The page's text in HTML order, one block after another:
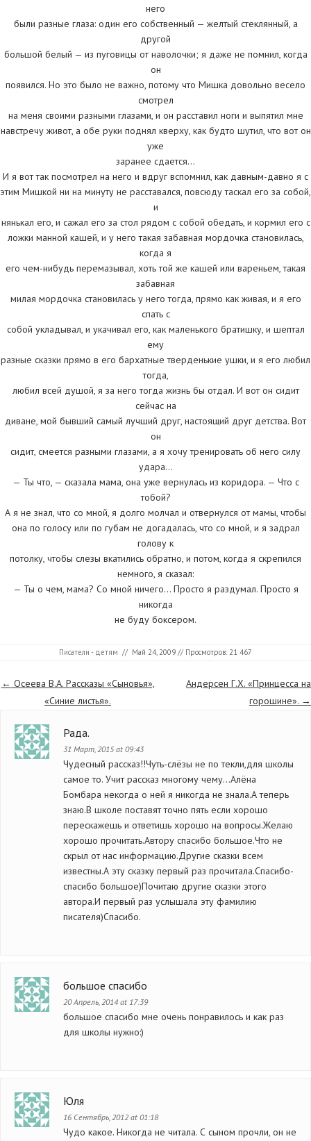
него
были разные глаза: один его собственный — желтый стеклянный, а
другой
большой белый — из пуговицы от наволочки; я даже не помнил, когда
он
появился. Но это было не важно, потому что Мишка довольно весело
смотрел
на меня своими разными глазами, и он расставил ноги и выпятил мне
навстречу живот, а обе руки поднял кверху, как будто шутил, что вот он
уже
заранее сдается…
И я вот так посмотрел на него и вдруг вспомнил, как давным-давно я с
этим Мишкой ни на минуту не расставался, повсюду таскал его за собой,
и
нянькал его, и сажал его за стол рядом с собой обедать, и кормил его с
ложки манной кашей, и у него такая забавная мордочка становилась,
когда я
его чем-нибудь перемазывал, хоть той же кашей или вареньем, такая
забавная
милая мордочка становилась у него тогда, прямо как живая, и я его
спать с
собой укладывал, и укачивал его, как маленького братишку, и шептал
ему
разные сказки прямо в его бархатные тверденькие ушки, и я его любил
тогда,
любил всей душой, я за него тогда жизнь бы отдал. И вот он сидит
сейчас на
диване, мой бывший самый лучший друг, настоящий друг детства. Вот
он
сидит, смеется разными глазами, а я хочу тренировать об него силу
удара…
— Ты что, — сказала мама, она уже вернулась из коридора. — Что с
тобой?
А я не знал, что со мной, я долго молчал и отвернулся от мамы, чтобы
она по голосу или по губам не догадалась, что со мной, и я задрал
голову к
потолку, чтобы слезы вкатились обратно, и потом, когда я скрепился
немного, я сказал:
— Ты о чем, мама? Со мной ничего… Просто я раздумал. Просто я
никогда
не буду боксером.
Писатели - детям // Май 24, 2009 // Просмотров: 21 467
Страницы
← Осеева В.А. Рассказы «Сыновья»,
«Синие листья».
Андерсен Г.Х. «Принцесса на
горошине». →
Рада.
31 Март, 2015 at 09:43
Чудесный рассказ!!Чуть-слёзы не по текли,для школы
самое то. Учит рассказ многому чему…Алёна
Бомбара некогда о ней я никогда не знала.А теперь
знаю.В школе поставят точно пять если хорошо
перескажешь и ответишь хорошо на вопросы.Желаю
хорошо прочитать.Автору спасибо большое.Что не
скрыл от нас информацию.Другие сказки всем
известны.А эту сказку первый раз прочитала.Спасибо-
спасибо большое)Почитаю другие сказки этого
автора.И первый раз услышала эту фамилию
писателя)Спасибо.
большое спасибо
20 Апрель, 2014 at 17:39
большое спасибо мне очень понравилось и как раз
для школы нужно:)
Юля
16 Сентябрь, 2012 at 01:18
Чудо какое. Никогда не читала. С сыном прочли, он не